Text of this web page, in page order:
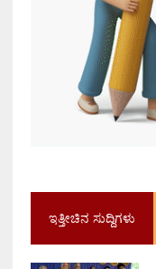
ಇತ್ತೀಚಿನ ಸುದ್ದಿಗಳು